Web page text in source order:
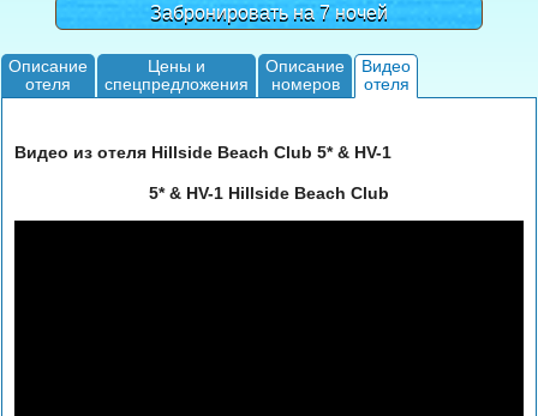
Забронировать на 7 ночей
Описание
отеля
Цены и
спецпредложения
Описание
номеров
Видео
отеля
Видео из отеля Hillside Beach Club 5* & HV-1
5* & HV-1 Hillside Beach Club